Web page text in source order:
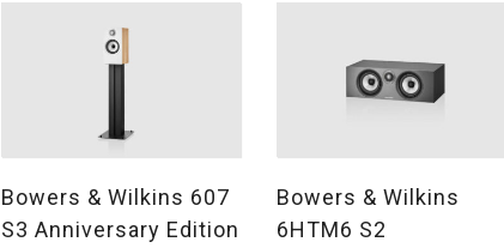
Bowers & Wilkins 607
S3 Anniversary Edition
Bowers & Wilkins
6HTM6 S2